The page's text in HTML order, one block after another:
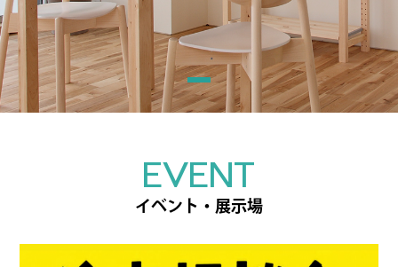
EVENT
イベント・展示場